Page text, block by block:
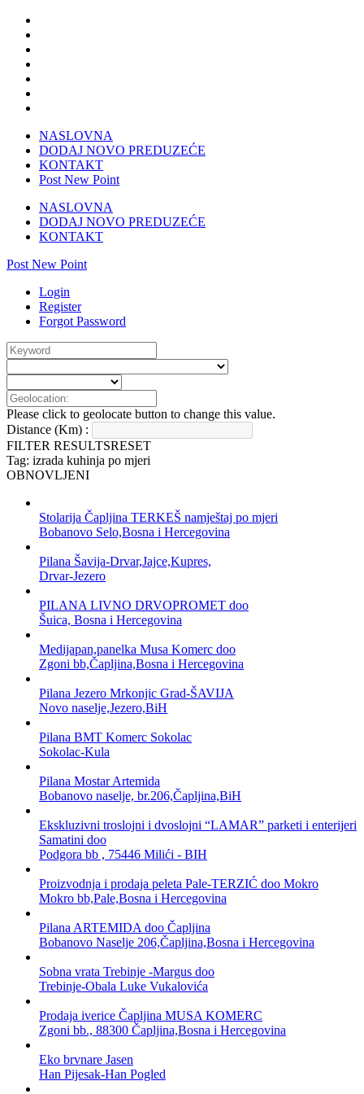
NASLOVNA
DODAJ NOVO PREDUZEĆE
KONTAKT
Post New Point
NASLOVNA
DODAJ NOVO PREDUZEĆE
KONTAKT
Post New Point
Login
Register
Forgot Password
Please click to geolocate button to change this value.
Distance (Km) :
FILTER RESULTSRESET
Tag: izrada kuhinja po mjeri
OBNOVLJENI
Stolarija Čapljina TERKEŠ namještaj po mjeri
Bobanovo Selo,Bosna i Hercegovina
Pilana Šavija-Drvar,Jajce,Kupres,
Drvar-Jezero
PILANA LIVNO DRVOPROMET doo
Šuica, Bosna i Hercegovina
Medijapan,panelka Musa Komerc doo
Zgoni bb,Čapljina,Bosna i Hercegovina
Pilana Jezero Mrkonjic Grad-ŠAVIJA
Novo naselje,Jezero,BiH
Pilana BMT Komerc Sokolac
Sokolac-Kula
Pilana Mostar Artemida
Bobanovo naselje, br.206,Čapljina,BiH
Ekskluzivni troslojni i dvoslojni “LAMAR” parketi i enterijeri
Samatini doo
Podgora bb , 75446 Milići - BIH
Proizvodnja i prodaja peleta Pale-TERZIĆ doo Mokro
Mokro bb,Pale,Bosna i Hercegovina
Pilana ARTEMIDA doo Čapljina
Bobanovo Naselje 206,Čapljina,Bosna i Hercegovina
Sobna vrata Trebinje -Margus doo
Trebinje-Obala Luke Vukalovića
Prodaja iverice Čapljina MUSA KOMERC
Zgoni bb., 88300 Čapljina,Bosna i Hercegovina
Eko brvnare Jasen
Han Pijesak-Han Pogled